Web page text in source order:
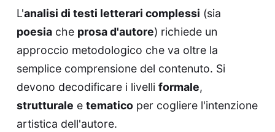
L'analisi di testi letterari complessi (sia
poesiache prosa d'autore) richiede un
approccio metodologico che va oltre la
semplice comprensione del contenuto. Si
devono decodificare i livelli formale,
strutturale e tematicoper cogliere l'intenzione
artistica dell'autore.